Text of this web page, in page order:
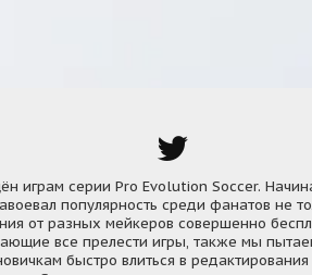
играм серии Pro Evolution Soccer.
популярность среди фанатов не
от разных мейкеров совершенно
все прелести игры, также мы
быстро влиться в